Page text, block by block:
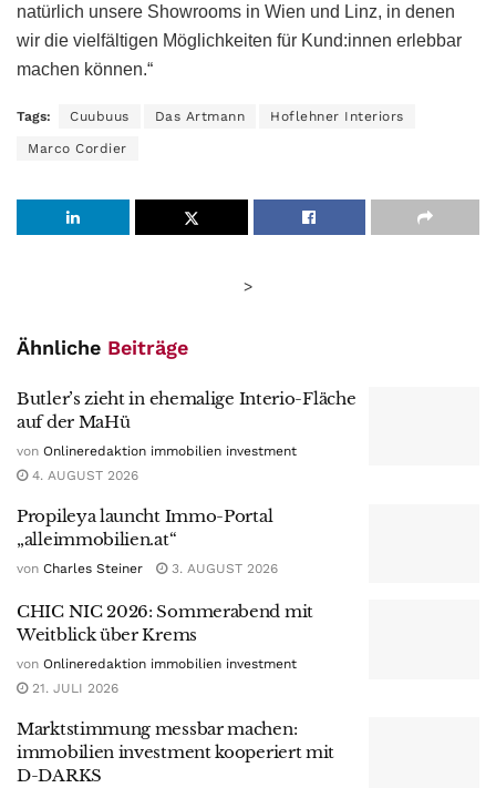
natürlich unsere Showrooms in Wien und Linz, in denen
wir die vielfältigen Möglichkeiten für Kund:innen erlebbar
machen können.“
Tags: Cuubuus Das Artmann Hoflehner Interiors
Marco Cordier
>
Ähnliche Beiträge
Butler’s zieht in ehemalige Interio-Fläche
auf der MaHü
von Onlineredaktion immobilien investment
4. AUGUST 2026
Propileya launcht Immo-Portal
„alleimmobilien.at“
von Charles Steiner 3. AUGUST 2026
CHIC NIC 2026: Sommerabend mit
Weitblick über Krems
von Onlineredaktion immobilien investment
21. JULI 2026
Marktstimmung messbar machen:
immobilien investment kooperiert mit
D-DARKS